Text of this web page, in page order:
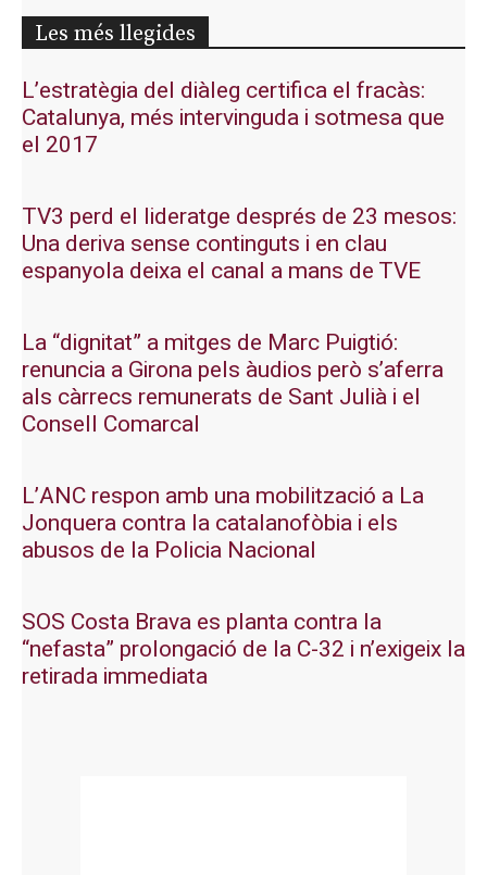
Les més llegides
L’estratègia del diàleg certifica el fracàs:
Catalunya, més intervinguda i sotmesa que
el 2017
TV3 perd el lideratge després de 23 mesos:
Una deriva sense continguts i en clau
espanyola deixa el canal a mans de TVE
La “dignitat” a mitges de Marc Puigtió:
renuncia a Girona pels àudios però s’aferra
als càrrecs remunerats de Sant Julià i el
Consell Comarcal
L’ANC respon amb una mobilització a La
Jonquera contra la catalanofòbia i els
abusos de la Policia Nacional
SOS Costa Brava es planta contra la
“nefasta” prolongació de la C-32 i n’exigeix la
retirada immediata